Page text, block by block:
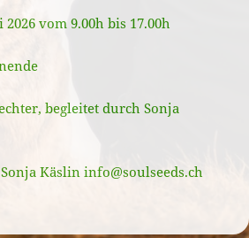
2026 vom 9.00h bis 17.00h
begleitet durch Sonja
Käslin info@soulseeds.ch